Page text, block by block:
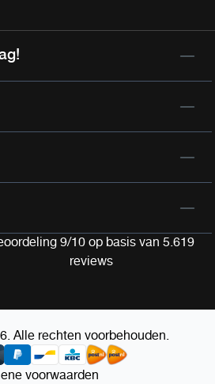
9/10 op basis van 5.619
reviews
Alle rechten voorbehouden.
voorwaarden